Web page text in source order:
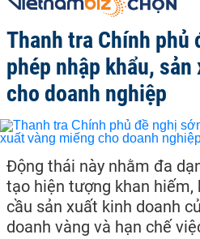
Thanh tra Chính phủ
phép nhập khẩu,
cho doanh nghiệp
Động thái này nhằm đa
tạo hiện tượng khan hiếm,
cầu sản xuất kinh doanh
doanh vàng và hạn chế